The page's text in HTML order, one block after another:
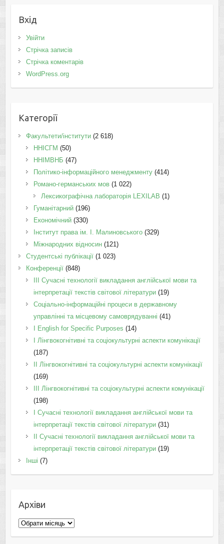
Вхід
Увійти
Стрічка записів
Стрічка коментарів
WordPress.org
Категорії
Факультети/інститути(2 618)
ННІСГМ (50)
ННІМВНБ (47)
Політико-інформаційного менеджменту(414)
Романо-германських мов(1 022)
Лексикографічна лабораторія LEXILAB (1)
Гуманітарний(196)
Економічний(330)
Інститут права ім. І. Малиновського(329)
Міжнародних відносин(121)
Студентські публікації(1 023)
Конференції(848)
III Сучасні технології викладання англійської мови та
інтерпретації текстів світової літератури(19)
Соціально-інформаційні процеси в державному
управлінні та місцевому самоврядуванні (41)
І English for Specific Purposes (14)
I Лінгвокогнітивні та соціокультурні аспекти комунікації
(187)
IІ Лінгвокогнітивні та соціокультурні аспекти комунікації
(169)
IІI Лінгвокогнітивні та соціокультурні аспекти комунікації
(198)
I Cучасні технології викладання англійської мови та
інтерпретації текстів світової літератури(31)
II Cучасні технології викладання англійської мови та
інтерпретації текстів світової літератури(19)
Інші (7)
Архіви
Архіви